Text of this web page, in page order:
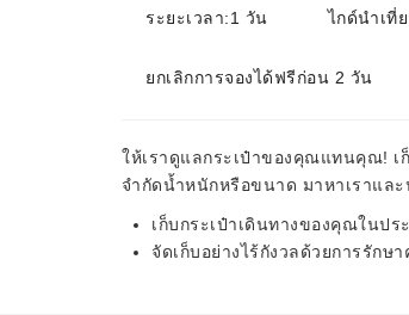
ระยะเวลา:1 วัน ไกด์นำเที่
ยกเลิกการจองได้ฟรีก่อน 2 วัน
ให้เราดูแลกระเป๋าของคุณแทนคุณ! เ
จำกัดน้ำหนักหรือขนาด มาหาเราแล
เก็บกระเป๋าเดินทางของคุณในปร
จัดเก็บอย่างไร้กังวลด้วยการรัก